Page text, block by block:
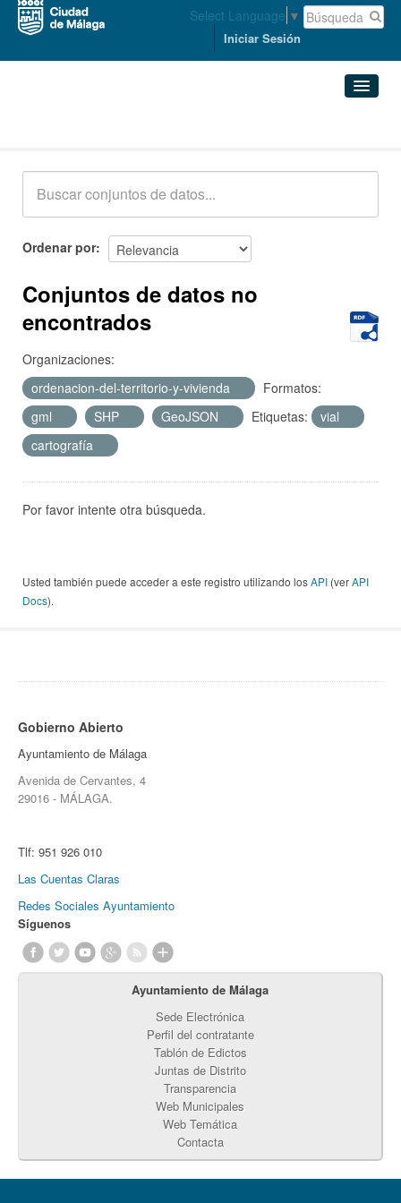
Select Language ▼
Iniciar Sesión
Acerca de
Ordenar por
Conjuntos de datos no
encontrados
Organizaciones:
ordenacion-del-territorio-y-vivienda
Formatos:
gml
SHP GeoJSON Etiquetas:
vial
cartografía
Por favor intente otra búsqueda.
Usted también puede acceder a este registro utilizando losAPI (verAPI
Docs).
Gobierno Abierto
Ayuntamiento de Málaga
Avenida de Cervantes, 4
29016 - MÁLAGA.
Tlf: 951 926 010
Las Cuentas Claras
Redes Sociales Ayuntamiento
Síguenos
Ayuntamiento de Málaga
Sede Electrónica
Perfil del contratante
Tablón de Edictos
Juntas de Distrito
Transparencia
Web Municipales
Web Temática
Contacta